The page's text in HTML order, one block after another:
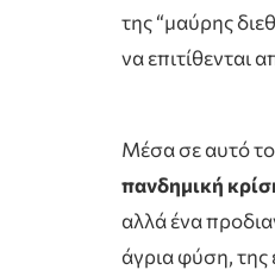
της “μαύρης
να επιτίθενται
Μέσα σε αυτό το
πανδημική
αλλά ένα
άγρια φύση, της